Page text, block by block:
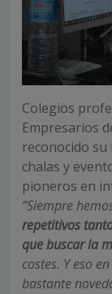
Colegios
Empresarios
reconocido
chalas y
pioneros en
“Siempre
repetitivos
que buscar la
costes. Y eso
bastante